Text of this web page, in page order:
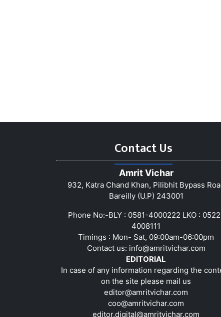
Contact Us
Amrit Vichar
932, Katra Chand Khan, Pilibhit Bypass
Bareilly (U.P) 243001
Phone No:-BLY : 0581-4000222 LKO :
4008111
Timings : Mon- Sat, 09:00am-06:00pm
Contact us: info@amritvichar.com
EDITORIAL
In case of any information regarding the
on the site please mail us
editor@amritvichar.com
coo@amritvichar.com
editor.digital@amritvichar.com